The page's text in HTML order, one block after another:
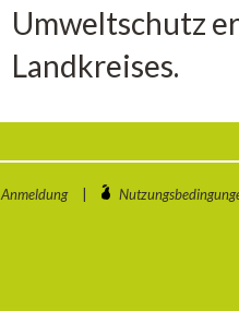
Umweltschutz
Landkreises.
Anmeldung